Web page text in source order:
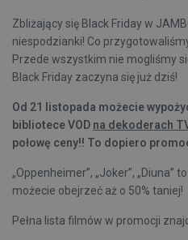
Zbliżający się Black Friday w
niespodzianki! Co
Przede wszystkim nie mogliśmy
Black Friday zaczyna się już dziś!
Od 21 listopada możecie
bibliotece VOD na dekoderach
połowę ceny!! To dopiero
„Oppenheimer”, „Joker”, „Diuna”
możecie obejrzeć aż o 50% taniej!
Pełna lista filmów w promocji